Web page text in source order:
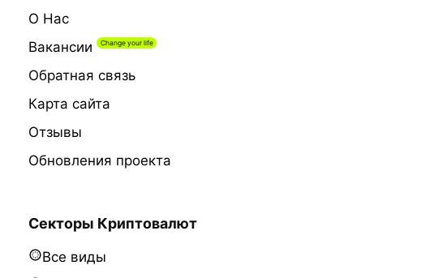
О Нас
Вакансии
Обратная связь
Карта сайта
Отзывы
Обновления проекта
Секторы Криптовалют
Все виды